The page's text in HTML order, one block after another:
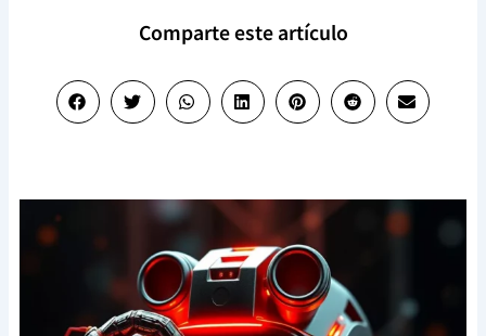
Comparte este artículo